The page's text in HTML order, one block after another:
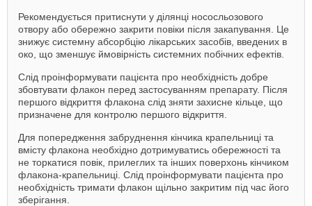
Рекомендується притиснути у ділянці нососльозового
отвору або обережно закрити повіки після закапування. Це
знижує системну абсорбцію лікарських засобів, введених в
око, що зменшує ймовірність системних побічних ефектів.
Слід проінформувати пацієнта про необхідність добре
збовтувати флакон перед застосуванням препарату. Після
першого відкриття флакона слід зняти захисне кільце, що
призначене для контролю першого відкриття.
Для попередження забруднення кінчика крапельниці та
вмісту флакона необхідно дотримуватись обережності та
не торкатися повік, прилеглих та інших поверхонь кінчиком
флакона-крапельниці. Слід проінформувати пацієнта про
необхідність тримати флакон щільно закритим під час його
зберігання.